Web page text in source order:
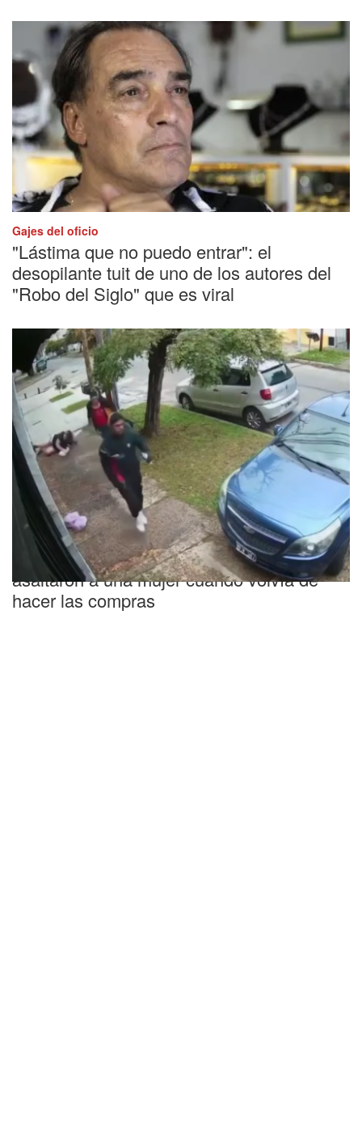
Gajes del oficio
"Lástima que no puedo entrar": el
desopilante tuit de uno de los autores del
"Robo del Siglo" que es viral
Inseguridad
Brutal robo en Valentín Alsina: así
asaltaron a una mujer cuando volvía de
hacer las compras